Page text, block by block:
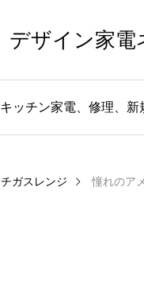
デザイン家電
ッチン家電、修理、
ガスレンジ 憧れのアメ